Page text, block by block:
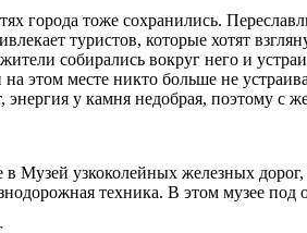
города тоже сохранились.
туристов, которые хотят
собирались вокруг него и
этом месте никто больше не
энергия у камня недобрая, поэтому
Музей узкоколейных железных
техника. В этом музее